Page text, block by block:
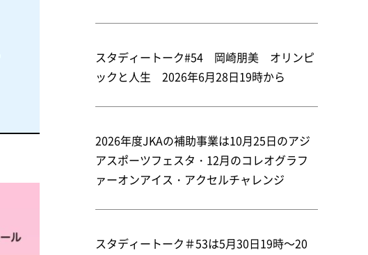
スタディートーク#54 岡崎朋美 オリンピ
ックと人生 2026年6月28日19時から
2026年度JKAの補助事業は10月25日のアジ
アスポーツフェスタ・12月のコレオグラフ
ァーオンアイス・アクセルチャレンジ
スタディートーク＃53は5月30日19時～20